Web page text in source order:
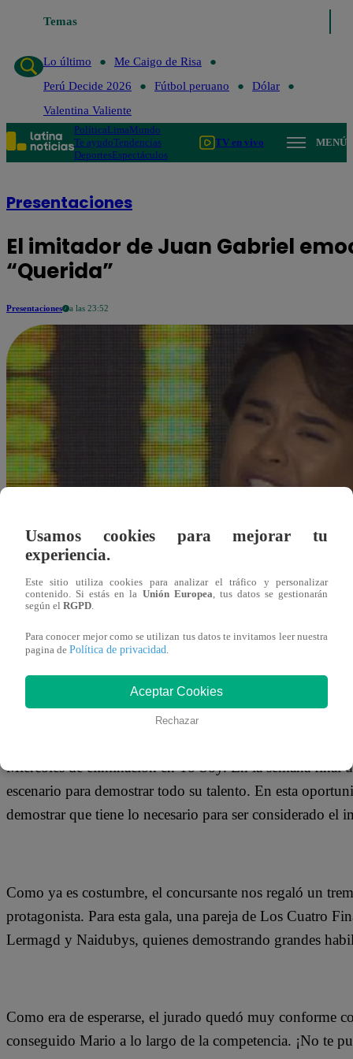
Temas
Lo último
Me Caigo de Risa
Perú Decide 2026
Fútbol peruano
Dólar
Valentina Valiente
PolíticaLimaMundo
Te ayudoTendencias
DeportesEspectáculos
TV en vivo MENÚ
Presentaciones
El imitador de Juan Gabriel
“Querida”
Presentaciones a las 23:52
Redacción Latina
03 de octubre 2018
Miércoles de eliminación en Yo Soy. En la semana final
escenario para demostrar todo su talento. En esta
demostrar que tiene lo necesario para ser considerado el
Como ya es costumbre, el concursante nos regaló un
protagonista. Para esta gala, una pareja de Los Cuatro
Lermagd y Naidubys, quienes demostrando grandes
Como era de esperarse, el jurado quedó muy conforme
conseguido Mario a lo largo de la competencia. ¡No te
Usamos cookies para mejorar tu
experiencia.
Este sitio utiliza cookies para analizar el tráfico y personalizar
contenido. Si estás en la Unión Europea , tus datos se gestionarán
según el RGPD
Para conocer mejor como se utilizan tus datos te invitamos leer nuestra
pagina de Política de privacidad
Aceptar Cookies
Rechazar